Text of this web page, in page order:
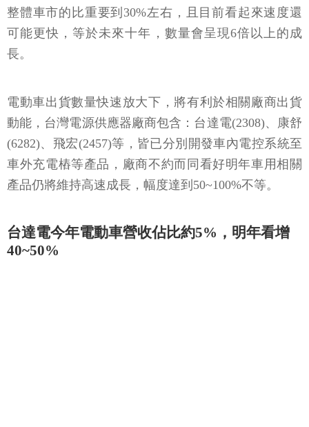
整體車市的比重要到 30%左右，且目前看起來速度還
可能更快，等於未來十年，數量會呈現6倍以上的成
長。
電動車出貨數量快速放大下，將有利於相關廠商出貨
動能，台灣電源供應器廠商包含：台達電(2308)、康舒
(6282)、飛宏(2457)等，皆已分別開發車內電控系統至
車外充電樁等產品，廠商不約而同看好明年車用相關
產品仍將維持高速成長，幅度達到 50~100%不等。
台達電今年電動車營收佔比約5% ，明年看增
40~50%